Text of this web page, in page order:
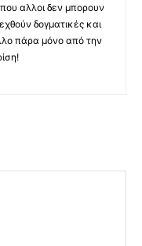
αλλοι δεν μπορουν
δογματικές και
πάρα μόνο από την